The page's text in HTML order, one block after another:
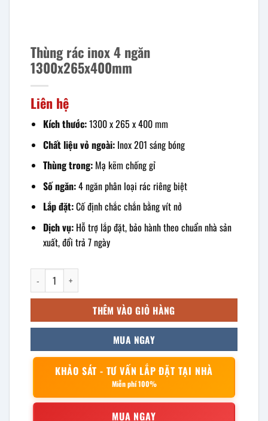
Thùng rác inox 4 ngăn
1300x265x400mm
Liên hệ
Kích thước:1300 x 265 x 400 mm
Chất liệu vỏ ngoài:Inox 201 sáng bóng
Thùng trong:Mạ kẽm chống gỉ
Số ngăn:4 ngăn phân loại rác riêng biệt
Lắp đặt:Cố định chắc chắn bằng vít nở
Dịch vụ:Hỗ trợ lắp đặt, bảo hành theo chuẩn nhà sản
xuất, đổi trả 7 ngày
Thùng rác inox 4 ngăn 1300x265x400mm số lượng
THÊM VÀO GIỎ HÀNG
MUA NGAY
KHẢO SÁT - TƯ VẤN LẮP ĐẶT TẠI NHÀ
Miễn phí 100%
MUA NGAY